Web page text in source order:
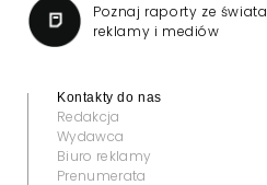
Poznaj raporty ze świata
reklamy i mediów
Kontakty do nas
Redakcja
Wydawca
Biuro reklamy
Prenumerata